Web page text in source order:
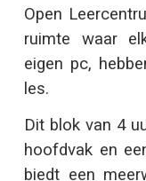
Open
ruimte waar
eigen pc,
les.
Dit blok van 4
hoofdvak en
biedt een